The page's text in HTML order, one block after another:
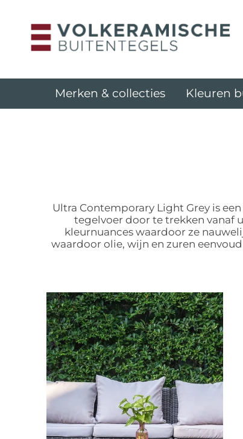
Merken & collecties Kleuren
Ultra Contemporary Light Grey is
tegelvoer door te trekken vanaf
kleurnuances waardoor ze
waardoor olie, wijn en zuren